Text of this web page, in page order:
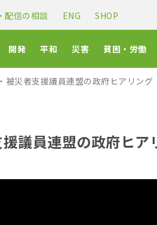
配信の相談 ENG SHOP
開発 平和 災害 貧困・労働
被災者支援議員連盟の政府ヒアリング
議員連盟の政府ヒア